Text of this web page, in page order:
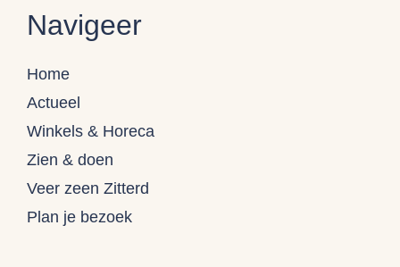
Navigeer
Home
Actueel
Winkels & Horeca
Zien & doen
Veer zeen Zitterd
Plan je bezoek